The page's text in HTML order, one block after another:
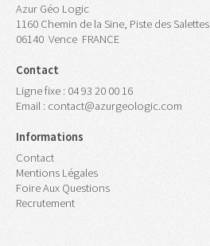
Azur Géo Logic
1160 Chemin de la Sine, Piste des Salettes
06140 Vence FRANCE
Contact
Ligne fixe : 04 93 20 00 16
Email : contact@azurgeologic.com
Informations
Contact
Mentions Légales
Foire Aux Questions
Recrutement